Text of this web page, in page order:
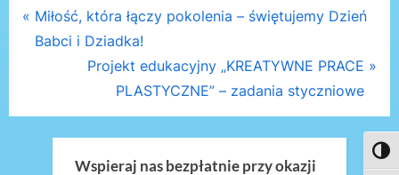
Nawigacja
P
r
i
Miłość, która łączy pokolenia – świętujemy Dzień
Babci i Dziadka!
N
x
t
P
Projekt edukacyjny „KREATYWNE PRACE
PLASTYCZNE” – zadania styczniowe
Wspieraj nas bezpłatnie przy okazji